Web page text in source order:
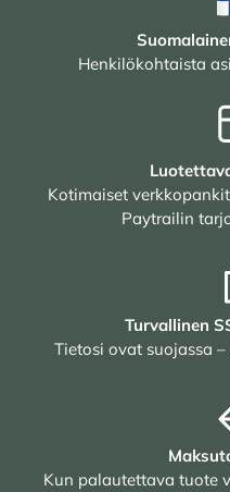
Henkilökohtaista
Kotimaiset
Paytrailin
Turvallinen
Tietosi ovat suojassa
Kun palautettava tuote